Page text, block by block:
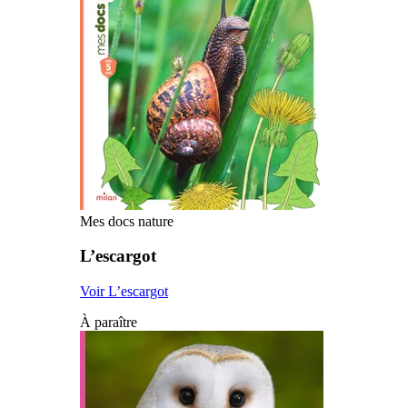
Mes docs nature
L’escargot
Voir L’escargot
À paraître